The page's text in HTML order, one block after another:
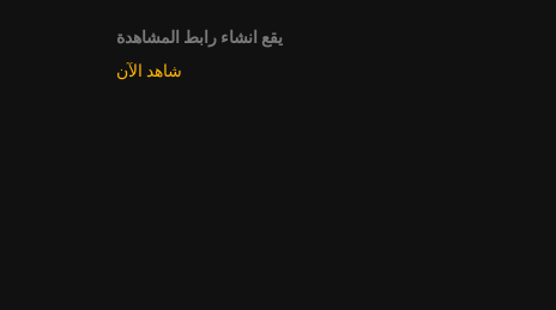
يقع انشاء رابط المشاهدة
شاهد الآن